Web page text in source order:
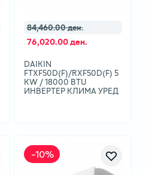
84,460.00 ден.
76,020.00 ден.
DAIKIN
FTXF50D(F)/RXF50D(F) 5
KW / 18000 BTU
ИНВЕРТЕР КЛИМА УРЕД
-10%